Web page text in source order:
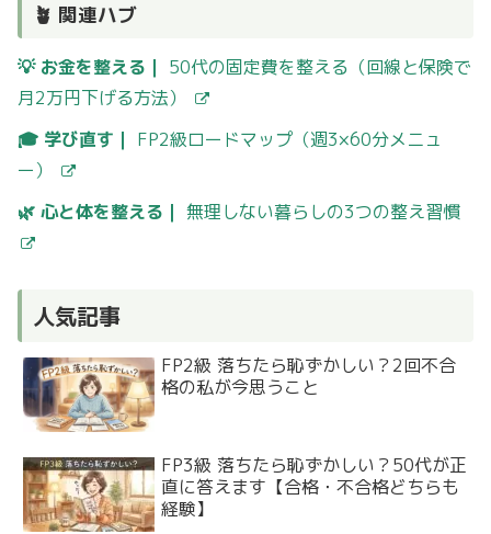
🪴 関連ハブ
💡 お金を整える｜ 50代の固定費を整える（回線と保険で
月2万円下げる方法）
🎓 学び直す｜ FP2級ロードマップ（週3×60分メニュ
ー）
🌿 心と体を整える｜ 無理しない暮らしの3つの整え習慣
人気記事
FP2級 落ちたら恥ずかしい？2回不合
格の私が今思うこと
FP3級 落ちたら恥ずかしい？50代が正
直に答えます【合格・不合格どちらも
経験】